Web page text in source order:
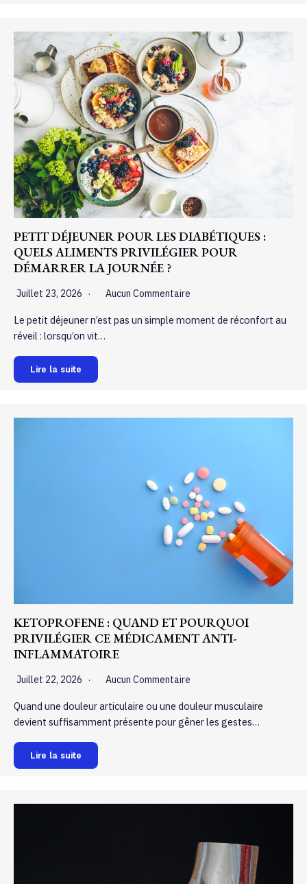
PETIT DÉJEUNER POUR LES DIABÉTIQUES :
QUELS ALIMENTS PRIVILÉGIER POUR
DÉMARRER LA JOURNÉE ?
Juillet 23, 2026 Aucun Commentaire
Le petit déjeuner n’est pas un simple moment de réconfort au
réveil : lorsqu’on vit…
Lire la suite
KETOPROFENE : QUAND ET POURQUOI
PRIVILÉGIER CE MÉDICAMENT ANTI-
INFLAMMATOIRE
Juillet 22, 2026 Aucun Commentaire
Quand une douleur articulaire ou une douleur musculaire
devient suffisamment présente pour gêner les gestes…
Lire la suite